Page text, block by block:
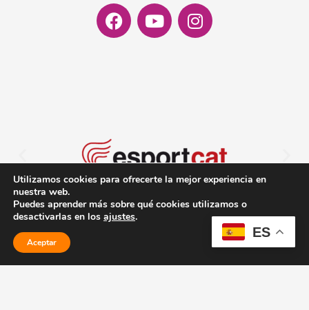
Facebook
YoutubeInstagram
ES
Utilizamos cookies para ofrecerte la mejor experiencia en
nuestra web.
Puedes aprender más sobre qué cookies utilizamos o
desactivarlas en los ajustes.
Aceptar